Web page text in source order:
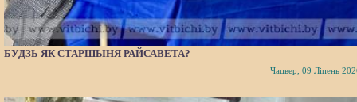
БУДЗЬ ЯК СТАРШЫНЯ РАЙСАВЕТА?
Чацвер, 09 Ліпень